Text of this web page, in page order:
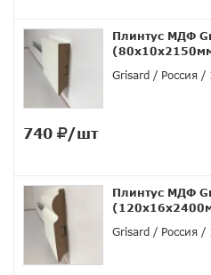
Плинтус МДФ
Grisard
Россия
740 /шт
Плинтус МДФ
Grisard
Россия